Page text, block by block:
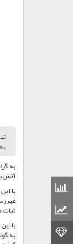
قیمت مواد
قیمت مواد
قیمت طلا
با
به